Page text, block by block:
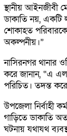
স্থানীয়
ডাকাতি নয়, একটি
শোকাহত
অকল্পনীয়।”
নাসিরনগর থানার
করে জানান, “এ
পরিচিত। তদন্ত
উপজেলা নির্বাহী
গাড়িতে ডাকাতি
ঘটনায় যথাযথ